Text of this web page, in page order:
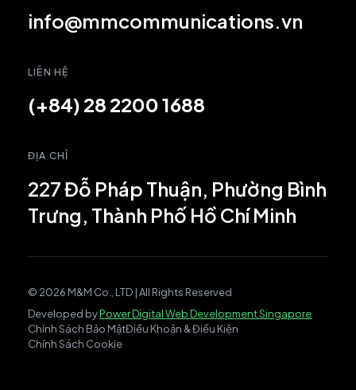
info@mmcommunications.vn
LIÊN HỆ
(+84) 28 2200 1688
ĐỊA CHỈ
227 Đỗ Pháp Thuận, Phường Bình
Trưng, Thành Phố Hồ Chí Minh
© 2026 M&M Co., LTD | All Rights Reserved
Developed byPower Digital Web Development Singapore
Chính Sách Bảo MậtĐiều Khoản & Điều Kiện
Chính Sách Cookie